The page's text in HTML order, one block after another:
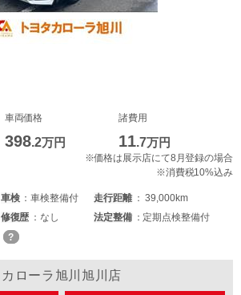
車両価格
398.2万円
諸費用
11.7万円
※価格は展示店にて8月登録の場合
※消費税10%込み
車検 車検整備付 走行距離
39,000km
修復歴 なし 法定整備
定期点検整備付
カローラ旭川旭川店